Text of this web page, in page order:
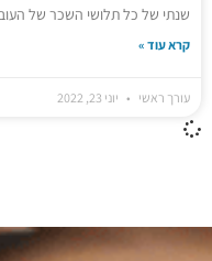
שנתי של כל תלושי השכר של
קרא עוד »
עורך ראשי יוני 23, 2022